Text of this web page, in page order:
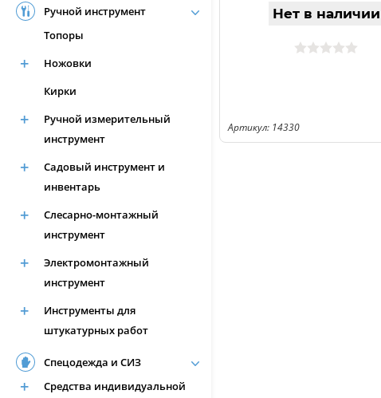
Ручной инструмент
Топоры
Ножовки
Кирки
Ручной измерительный
инструмент
Садовый инструмент и
инвентарь
Слесарно-монтажный
инструмент
Электромонтажный
инструмент
Инструменты для
штукатурных работ
Спецодежда и СИЗ
Средства индивидуальной
Нет в наличии
Артикул: 14330